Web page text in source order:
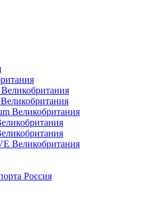
Великобритания
Великобритания
Великобритания
Великобритания
Россия